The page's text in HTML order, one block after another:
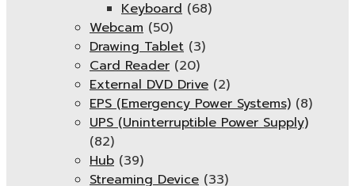
Keyboard (68)
Webcam (50)
Drawing Tablet (3)
Card Reader (20)
External DVD Drive (2)
EPS (Emergency Power Systems) (8)
UPS (Uninterruptible Power Supply)
(82)
Hub (39)
Streaming Device (33)